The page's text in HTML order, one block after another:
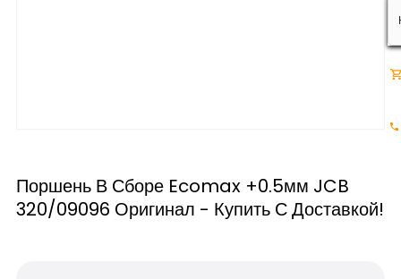
Поршень В Сборе Ecomax +0.5мм JCB
320/09096 Оригинал - Купить С Доставкой!